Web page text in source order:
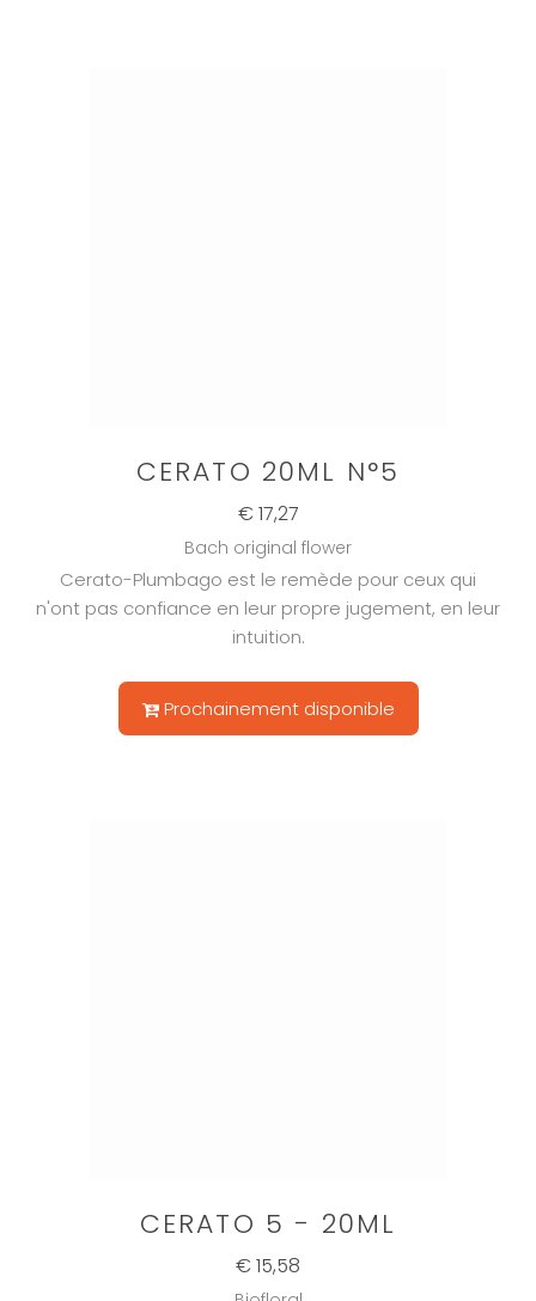
CERATO 20ML N°5
€ 17,27
Bach original flower
Cerato-Plumbago est le remède pour ceux qui
n'ont pas confiance en leur propre jugement, en leur
intuition.
Prochainement disponible
CERATO 5 - 20ML
€ 15,58